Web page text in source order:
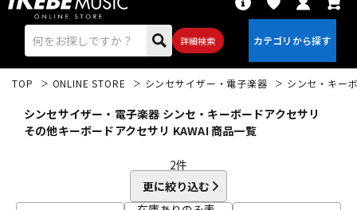
詳細検索
TOP ONLINE STORE シンセサイザー・電子楽器 シンセ・キー
シンセサイザー・電子楽器 シンセ・キーボードアクセサリ
その他キーボードアクセサリ KAWAI 商品一覧
2件
更に絞り込む